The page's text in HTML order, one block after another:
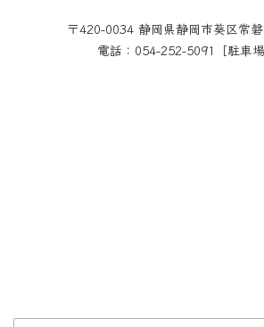
〒420-0034 静岡県静岡市葵区常
電話：054-252-5091［駐車場